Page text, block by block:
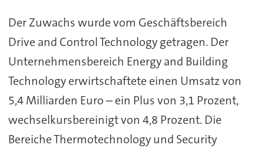
Der Zuwachs wurde vom Geschäftsbereich
Drive and Control Technology getragen. Der
Unternehmensbereich Energy and Building
Technology erwirtschaftete einen Umsatz von
5,4 Milliarden Euro – ein Plus von 3,1 Prozent,
wechselkursbereinigt von 4,8 Prozent. Die
Bereiche Thermotechnology und Security